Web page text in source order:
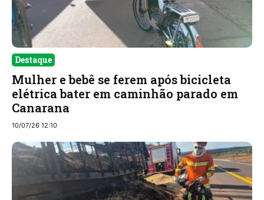
Destaque
Mulher e bebê se ferem após bicicleta
elétrica bater em caminhão parado em
Canarana
10/07/26 12:10